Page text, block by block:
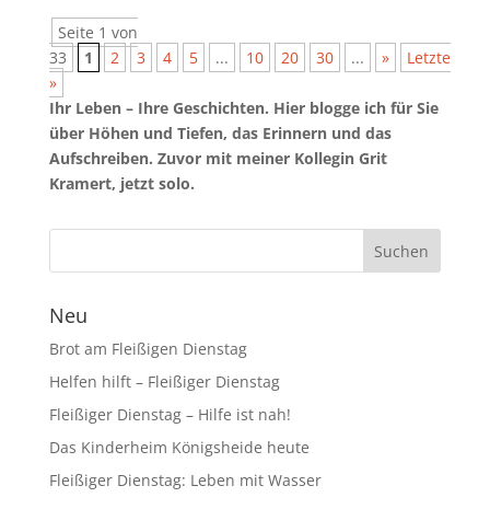
Seite 1 von
33
1 2 3 4 5 ... 10 20 30 ... »
Letzte
»
Ihr Leben – Ihre Geschichten. Hier blogge ich für Sie
über Höhen und Tiefen, das Erinnern und das
Aufschreiben. Zuvor mit meiner Kollegin Grit
Kramert, jetzt solo.
Neu
Brot am Fleißigen Dienstag
Helfen hilft – Fleißiger Dienstag
Fleißiger Dienstag – Hilfe ist nah!
Das Kinderheim Königsheide heute
Fleißiger Dienstag: Leben mit Wasser